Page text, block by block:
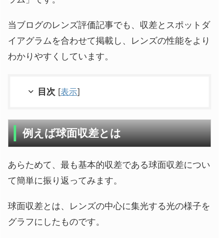
当ブログのレンズ評価記事でも、収差とスポットダ
イアグラムを合わせて掲載し、レンズの性能をより
わかりやすくしています。
目次 [表示]
例えば球面収差とは
あらためて、最も基本的収差である球面収差につい
て簡単に振り返ってみます。
球面収差とは、レンズの中心に集光する光の様子を
グラフにしたものです。